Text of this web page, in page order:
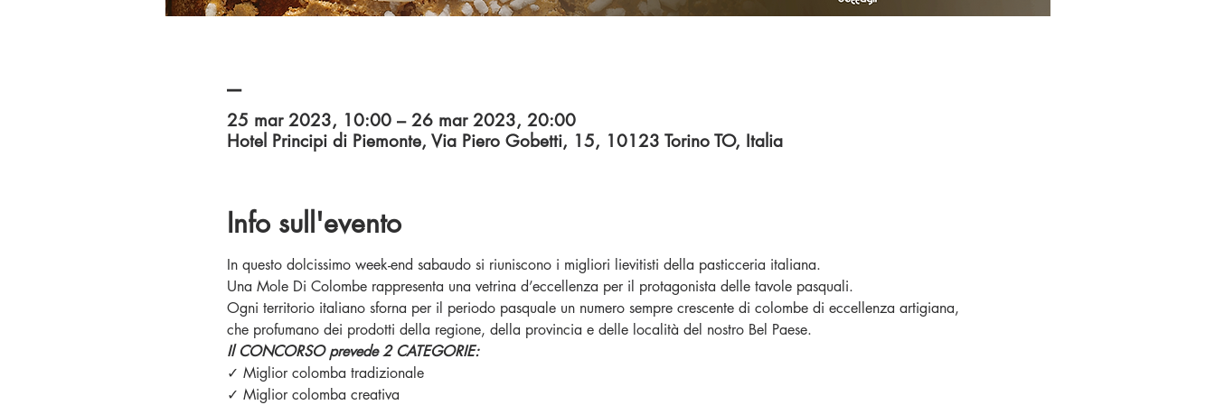
_
25 mar 2023, 10:00 – 26 mar 2023, 20:00
Hotel Principi di Piemonte, Via Piero Gobetti, 15, 10123 Torino TO, Italia
Info sull'evento
In questo dolcissimo week-end sabaudo si riuniscono i migliori lievitisti della pasticceria italiana.
Una Mole Di Colombe rappresenta una vetrina d’eccellenza per il protagonista delle tavole pasquali.
Ogni territorio italiano sforna per il periodo pasquale un numero sempre crescente di colombe di eccellenza artigiana,
che profumano dei prodotti della regione, della provincia e delle località del nostro Bel Paese.
Il CONCORSO prevede 2 CATEGORIE:
✓ Miglior colomba tradizionale
✓ Miglior colomba creativa